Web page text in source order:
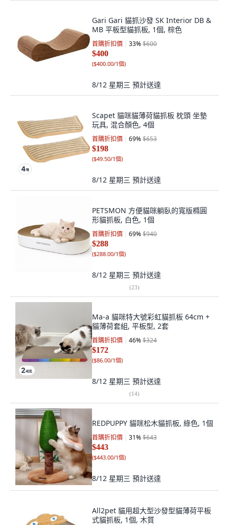
Gari Gari 貓抓沙發 SK Interior DB &
MB 平板型貓抓板, 1個, 棕色
首購折扣價 33%$600
$400
($400.00/1個)
8/12 星期三 預計送達
Scapet 貓咪貓薄荷貓抓板 枕頭 坐墊
玩具, 混合顏色, 4個
首購折扣價 69%$653
$198
($49.50/1個)
8/12 星期三 預計送達
PETSMON 方便貓咪躺臥的寬版橢圓
形貓抓板, 白色, 1個
首購折扣價 69%$940
$288
($288.00/1個)
8/12 星期三 預計送達
(23)
Ma-a 貓咪特大號彩虹貓抓板 64cm +
貓薄荷套組, 平板型, 2套
首購折扣價 46%$324
$172
($86.00/1個)
8/12 星期三 預計送達
(14)
REDPUPPY 貓咪松木貓抓板, 綠色, 1個
首購折扣價 31%$643
$443
($443.00/1個)
8/12 星期三 預計送達
All2pet 貓用超大型沙發型貓薄荷平板
式貓抓板, 1個, 木質